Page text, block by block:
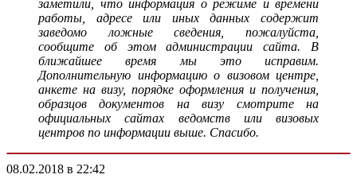
заметили, что информация о режиме и времени
работы, адресе или иных данных содержит
заведомо ложные сведения, пожалуйста,
сообщите об этом администрации сайта. В
ближайшее время мы это исправим.
Дополнительную информацию о визовом центре,
анкете на визу, порядке оформления и получения,
образцов документов на визу смотрите на
официальных сайтах ведомств или визовых
центров по информации выше. Спасибо.
08.02.2018 в 22:42